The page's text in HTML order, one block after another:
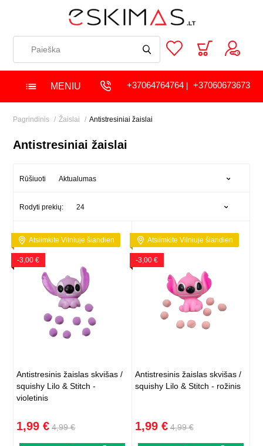
MENIU +37064764764| +37060673673
Pagrindinis Žaislai Antistresiniai žaislai
Antistresiniai žaislai
Rūšiuoti Aktualumas
Rodyti prekių: 24
Atsiimkite Vilniuje šiandien
-3,00 €
Antistresinis žaislas skvišas /
squishy Lilo & Stitch -
violetinis
1,99 € 4,99 €
Atsiimkite Vilniuje šiandien
-3,00 €
Antistresinis žaislas skvišas /
squishy Lilo & Stitch - rožinis
1,99 € 4,99 €